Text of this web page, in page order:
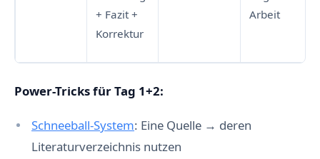
+ Fazit +
Korrektur
Arbeit
Power-Tricks für Tag 1+2:
Schneeball-System: Eine Quelle → deren
Literaturverzeichnis nutzen